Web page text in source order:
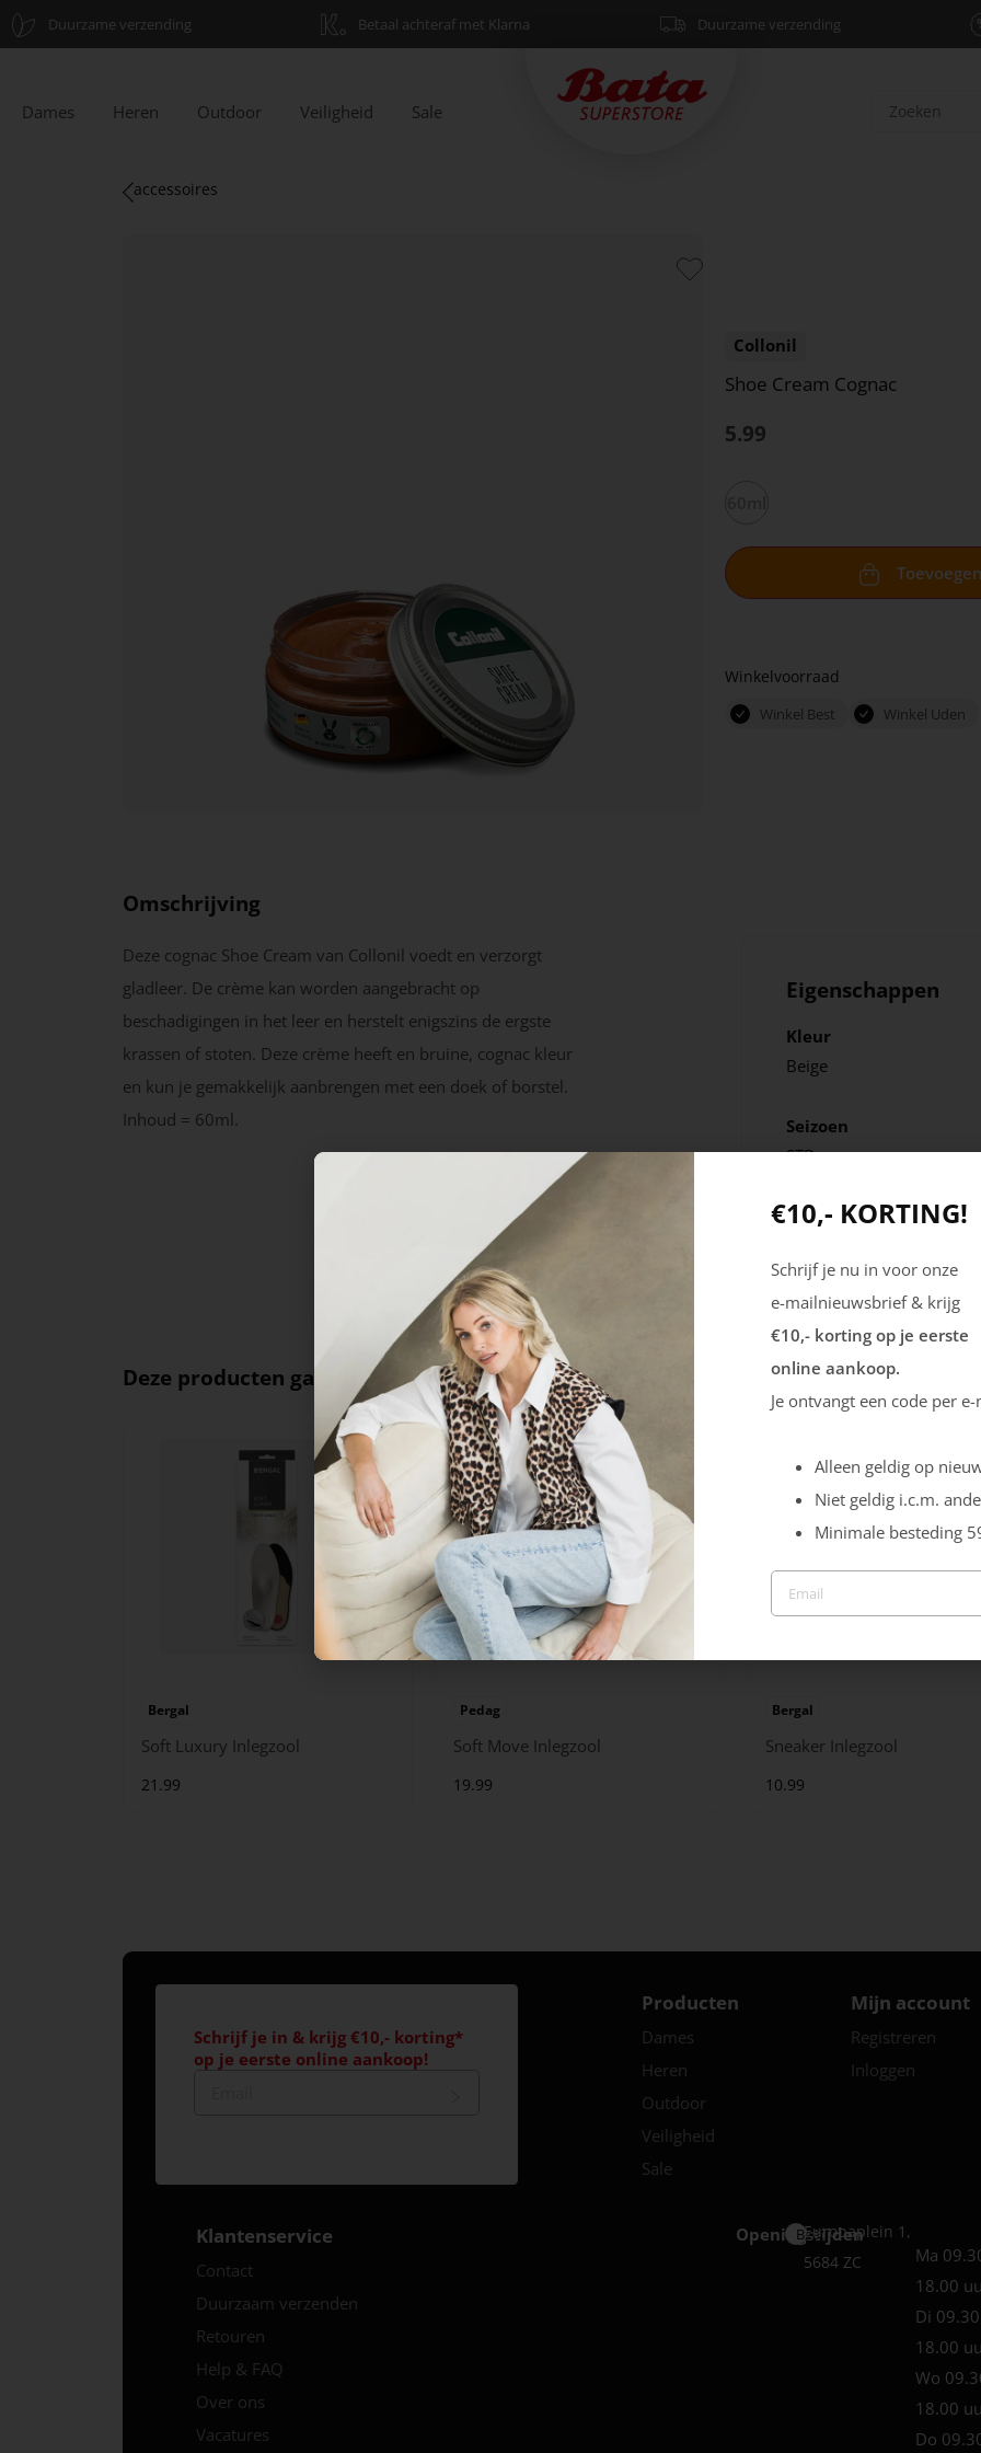
Duurzame verzending Betaal achteraf met Klarna Duurzame verzending
Dames Heren Outdoor Veiligheid Sale
accessoires
Collonil
Shoe Cream Cognac
5.99
Winkelvoorraad
Winkel Best Winkel Uden
Omschrijving
Deze cognac Shoe Cream van Collonil voedt en verzorgt
gladleer. De crème kan worden aangebracht op
beschadigingen in het leer en herstelt enigszins de ergste
krassen of stoten. Deze crème heeft en bruine, cognac kleur
en kun je gemakkelijk aanbrengen met een doek of borstel.
Inhoud = 60ml.
Eigenschappen
Kleur
Beige
Seizoen
STD
Deze producten ga je leuk vinden
Bergal
Soft Luxury Inlegzool
21.99
Pedag
Soft Move Inlegzool
19.99
Bergal
Sneaker Inlegzool
10.99
Schrijf je in & krijg €10,- korting*
op je eerste online aankoop!
Producten
Dames
Heren
Outdoor
Veiligheid
Sale
Mijn account
Registreren
Inloggen
Klantenservice
Contact
Duurzaam verzenden
Retouren
Help & FAQ
Over ons
Vacatures
Openingstijden
Best
Europaplein 1,
5684 ZC
Ma
18.00
Di
18.00
Wo
18.00
Do
€10,- KORTING!
Schrijf je nu in voor onze
e-mailnieuwsbrief & krijg
€10,- korting op je eerste
online aankoop.
Je ontvangt een code per
Alleen geldig op
Niet geldig i.c.m.
Minimale besteding